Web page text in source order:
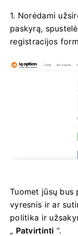
1. Norėdami
paskyrą,
registracijos
Tuomet jūsų bus
vyresnis ir ar
politika ir
„ Patvirtinti “.